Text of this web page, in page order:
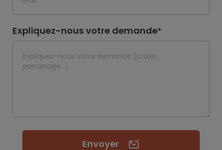
Expliquez-nous votre demande*
Envoyer